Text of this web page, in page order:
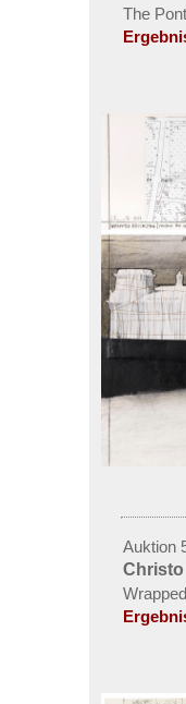
The
Auktion
Christo